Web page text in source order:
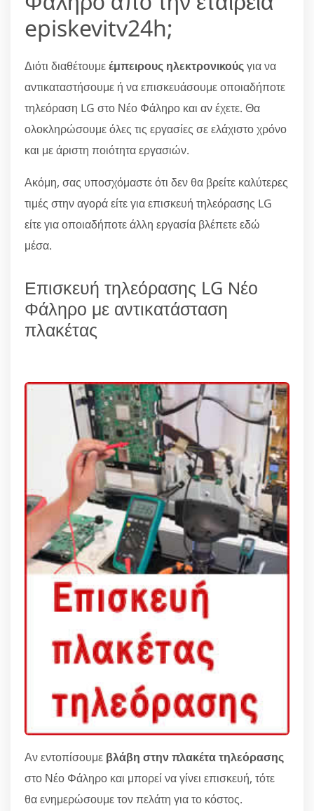
episkevitv24h;
Διότι διαθέτουμεέμπειρους ηλεκτρονικούςγια να
αντικαταστήσουμε ή να επισκευάσουμε οποιαδήποτε
τηλεόραση LG στο Νέο Φάληρο και αν έχετε. Θα
ολοκληρώσουμε όλες τις εργασίες σε ελάχιστο χρόνο
και με άριστη ποιότητα εργασιών.
Ακόμη, σας υποσχόμαστε ότι δεν θα βρείτε καλύτερες
τιμές στην αγορά είτε για επισκευή τηλεόρασης LG
είτε για οποιαδήποτε άλλη εργασία βλέπετε εδώ
μέσα.
Επισκευή τηλεόρασης LG Νέο
Φάληρο με αντικατάσταση
πλακέτας
Αν εντοπίσουμε βλάβη στην πλακέτα τηλεόρασης
στο Νέο Φάληρο και μπορεί να γίνει επισκευή, τότε
θα ενημερώσουμε τον πελάτη για το κόστος.